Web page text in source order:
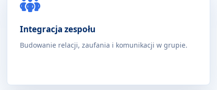
Integracja zespołu
Budowanie relacji, zaufania i komunikacji w grupie.